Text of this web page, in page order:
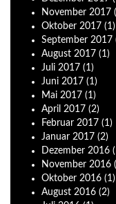
November 2017
Oktober 2017 (1)
September 2017
August 2017 (1)
Juli 2017 (1)
Juni 2017 (1)
Mai 2017 (1)
April 2017 (2)
Februar 2017 (1)
Januar 2017 (2)
Dezember 2016
November 2016
Oktober 2016 (1)
August 2016 (2)